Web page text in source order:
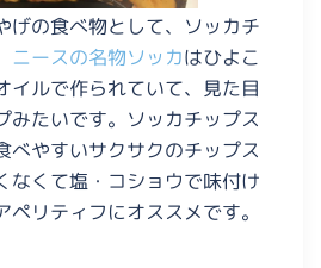
げの食べ物として、ソッカチ
ニースの名物ソッカはひよこ
イルで作られていて、見た目
みたいです。ソッカチップス
べやすいサクサクのチップス
なくて塩・コショウで味付け
リティフにオススメです。